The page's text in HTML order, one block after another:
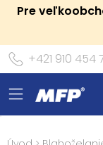
Pre
+421 910 454